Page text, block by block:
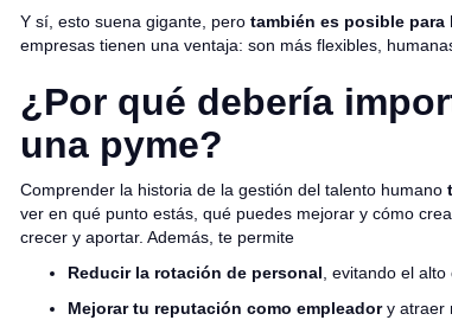
Y sí, esto suena gigante, pero también es posible para
empresas tienen una ventaja: son más flexibles,
¿Por qué debería
una pyme?
Comprender la historia de la gestión del talento humano
ver en qué punto estás, qué puedes mejorar y cómo
crecer y aportar. Además, te permite
Reducir la rotación de personal , evitando el
Mejorar tu reputación como empleadory atraer